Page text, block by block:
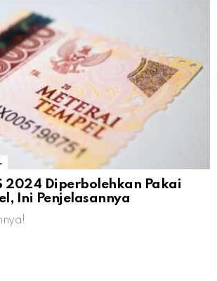
2024 Diperbolehkan Pakai
Ini Penjelasannya